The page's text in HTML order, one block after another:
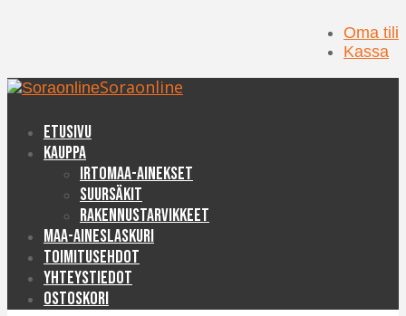
Oma tili
Kassa
Soraonline
Etusivu
Kauppa
Irtomaa-ainekset
Suursäkit
Rakennustarvikkeet
Maa-aineslaskuri
Toimitusehdot
Yhteystiedot
Ostoskori